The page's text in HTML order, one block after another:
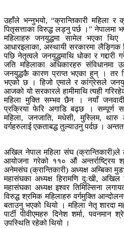
उहाँले भन्नुभयो, “क्रान्तिकारी महिला र
पितृसत्ताका विरुद्ध लड्नु पर्छ ।” नेपालमा
महिलाहरु जनयुद्धमा सामेल भएका
आधारइलाका, अस्थायी सरकारमा लैङ्गिक
पछि नेतृत्वले जनयुद्धमाथि धोका र
जति महिलाका अधिकारहरु
जनयुद्धकै कारण प्राप्त भएका हुन् । तर
भएको छ । हिजो एमाले र कांग्रेसले
आजको यो सरकारले हामीमाथि त्यही
महिला मुक्ति सम्भव छैन । नयाँ जनवादी
प्रक्रिया फेरि अगाडि बढ्छ । सम्पूर्ण
महिला, जनजाति, मधेसी, मुस्लिम, थारु
वर्गहरुलाई एकताबद्ध तुल्याउनु पर्दछ ।
अखिल नेपाल महिला संघ (क्रान्तिकारी)ले
आयोजना गरेको ११० औं अन्तर्राष्ट्रिय
अनेमसंघ (क्रान्तिकारी) अध्यक्ष अम्बिका
महासंघका अध्यक्ष हिरामणि दुःखी,
महासंघका अध्यक्ष इश्वर तिमिल्सिना
विरुद्ध श्रमिक महिलाहरु वर्गमुक्ति
बताउनु भएको थियो । महिला नेतृ शारदा
पार्टी पीवीएमहरु दिनेश शर्मा, पवनमान
उपस्थिति रहेको थियो ।